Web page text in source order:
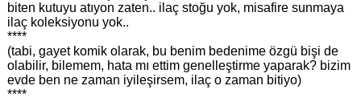
biten kutuyu atıyon zaten.. ilaç stoğu yok, misafire sunmaya
ilaç koleksiyonu yok..
****
(tabi, gayet komik olarak, bu benim bedenime özgü bişi de
olabilir, bilemem, hata mı ettim genelleştirme yaparak? bizim
evde ben ne zaman iyileşirsem, ilaç o zaman bitiyo)
****